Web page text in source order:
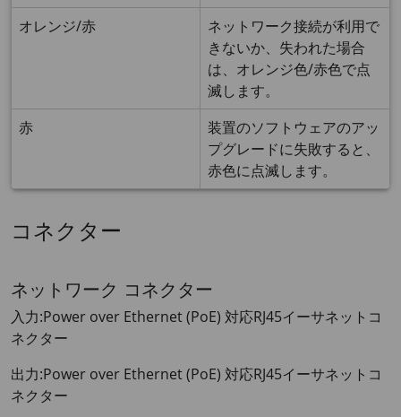
オレンジ/赤
ネットワーク接続が利用で
きないか、失われた場合
は、オレンジ色/赤色で点
滅します。
赤
装置のソフトウェアのアッ
プグレードに失敗すると、
赤色に点滅します。
コネクター
ネットワーク コネクター
入力:Power over Ethernet (PoE) 対応RJ45イーサネットコ
ネクター
出力:Power over Ethernet (PoE) 対応RJ45イーサネットコ
ネクター